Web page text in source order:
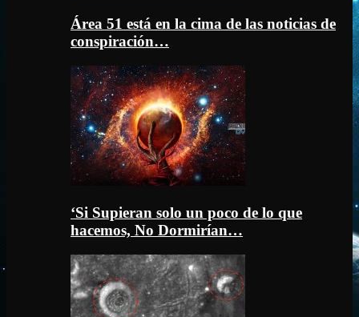
Área 51 está en la cima de las noticias de
conspiración…
‘Si Supieran solo un poco de lo que
hacemos, No Dormirían…